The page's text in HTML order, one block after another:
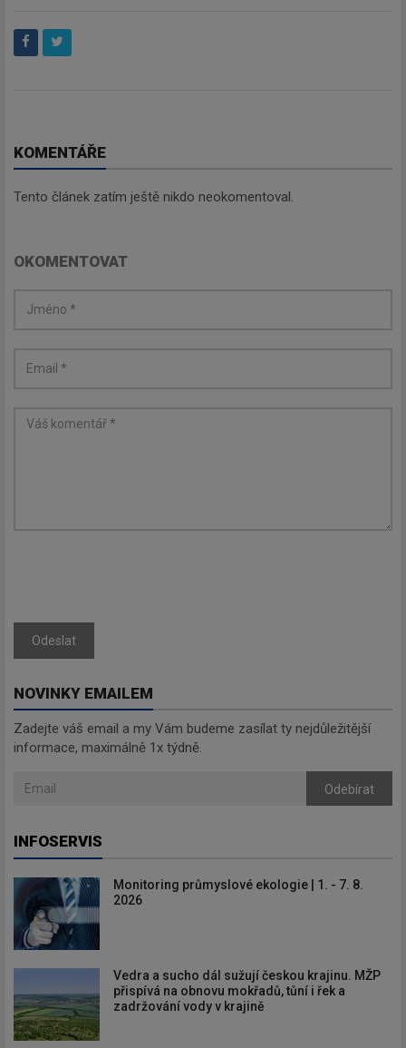
KOMENTÁŘE
Tento článek zatím ještě nikdo neokomentoval.
OKOMENTOVAT
Odeslat
NOVINKY EMAILEM
Zadejte váš email a my Vám budeme zasílat ty nejdůležitější
informace, maximálně 1x týdně.
Odebírat
INFOSERVIS
Monitoring průmyslové ekologie | 1. - 7. 8.
2026
Vedra a sucho dál sužují českou krajinu. MŽP
přispívá na obnovu mokřadů, tůní i řek a
zadržování vody v krajině